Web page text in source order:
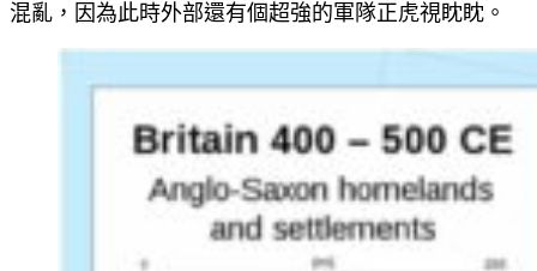
混亂，因為此時外部還有個超強的軍隊正虎視眈眈。